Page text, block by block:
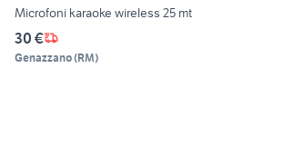
Microfoni karaoke wireless 25 mt
30 €
Genazzano(RM)